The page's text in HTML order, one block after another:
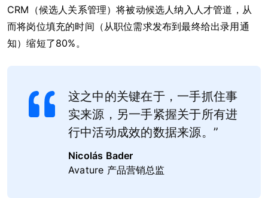
CRM（候选人关系管理）将被动候选人纳入人才管道，从
而将岗位填充的时间（从职位需求发布到最终给出录用通
知）缩短了80%。
这之中的关键在于，一手抓住事
实来源，另一手紧握关于所有进
行中活动成效的数据来源。”
Nicolás Bader
Avature 产品营销总监